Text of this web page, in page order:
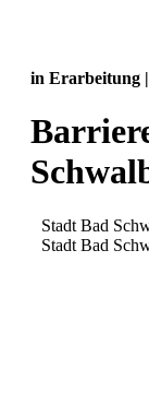
in Erarbeitung |
Stadt Bad
Stadt Bad